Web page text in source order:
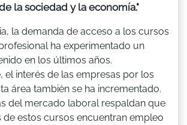
la sociedad y la economía."
la demanda de acceso a los cursos
ha experimentado un
en los últimos años.
el interés de las empresas por los
área también se ha incrementado.
del mercado laboral respaldan que
estos cursos encuentran empleo